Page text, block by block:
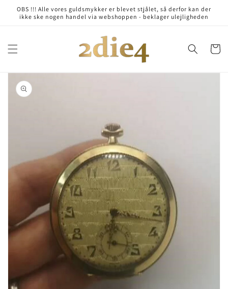
Skip to
content
OBS !!! Alle vores guldsmykker er blevet stjålet, så derfor kan der
ikke ske nogen handel via webshoppen - beklager ulejligheden
Cart
Skip to
product
information
Open
media
1
in
gallery
view